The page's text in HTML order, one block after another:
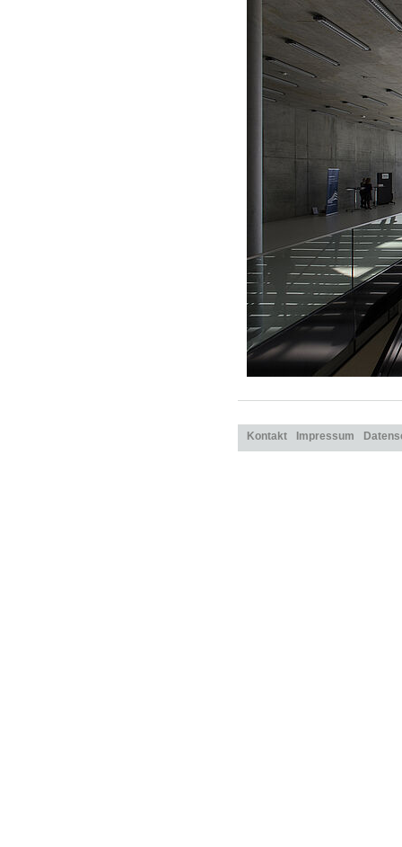
Kontakt Impressum